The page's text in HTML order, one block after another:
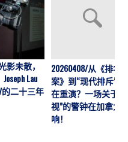
影未散，
Lau
的二十三年
20260408/从《排华
案》到“现代排斥”历
在重演？一场关于“
视”的警钟在加拿大
响！